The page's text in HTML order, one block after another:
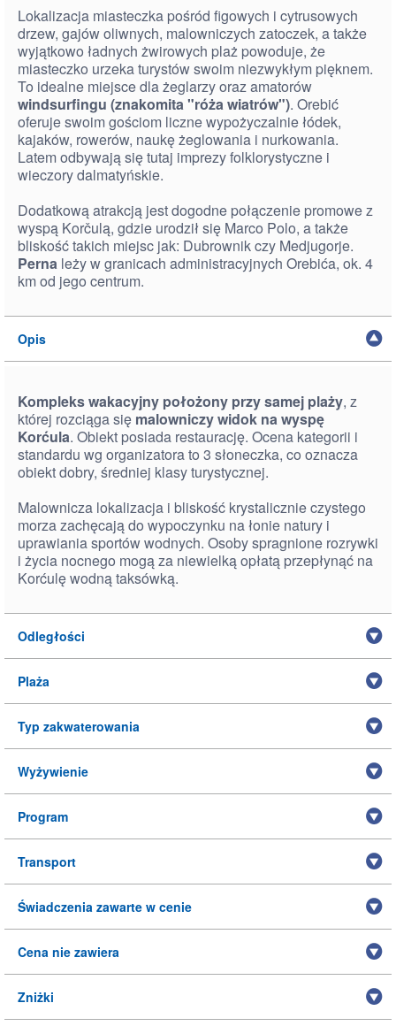
Lokalizacja miasteczka pośród figowych i cytrusowych
drzew, gajów oliwnych, malowniczych zatoczek, a także
wyjątkowo ładnych żwirowych plaż powoduje, że
miasteczko urzeka turystów swoim niezwykłym pięknem.
To idealne miejsce dla żeglarzy oraz amatorów
windsurfingu (znakomita "róża wiatrów"). Orebić
oferuje swoim gościom liczne wypożyczalnie łódek,
kajaków, rowerów, naukę żeglowania i nurkowania.
Latem odbywają się tutaj imprezy folklorystyczne i
wieczory dalmatyńskie.
Dodatkową atrakcją jest dogodne połączenie promowe z
wyspą Korčulą, gdzie urodził się Marco Polo, a także
bliskość takich miejsc jak: Dubrownik czy Medjugorje.
Perna leży w granicach administracyjnych Orebića, ok. 4
km od jego centrum.
Opis
Kompleks wakacyjny położony przy samej plaży, z
której rozciąga się malowniczy widok na wyspę
Korćula. Obiekt posiada restaurację. Ocena kategorii i
standardu wg organizatora to 3 słoneczka, co oznacza
obiekt dobry, średniej klasy turystycznej.
Malownicza lokalizacja i bliskość krystalicznie czystego
morza zachęcają do wypoczynku na łonie natury i
uprawiania sportów wodnych. Osoby spragnione rozrywki
i życia nocnego mogą za niewielką opłatą przepłynąć na
Korćulę wodną taksówką.
Odległości
Plaża
Typ zakwaterowania
Wyżywienie
Program
Transport
Świadczenia zawarte w cenie
Cena nie zawiera
Zniżki